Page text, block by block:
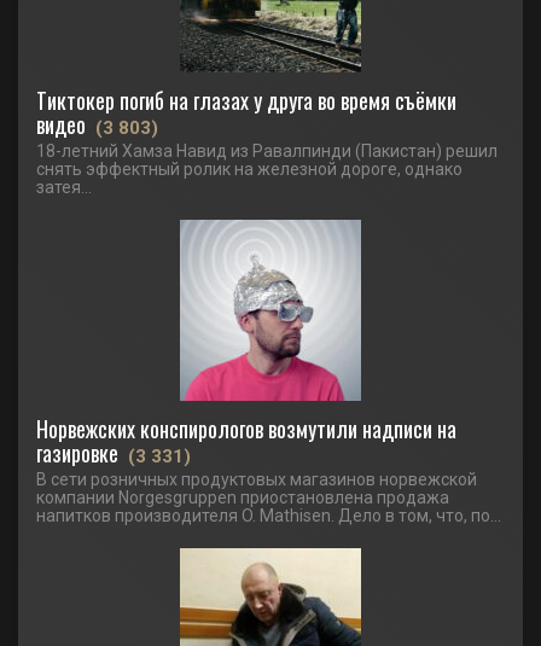
Тиктокер погиб на глазах у друга во время съёмки
видео (3 803)
18-летний Хамза Навид из Равалпинди (Пакистан) решил
снять эффектный ролик на железной дороге, однако
затея...
Норвежских конспирологов возмутили надписи на
газировке (3 331)
В сети розничных продуктовых магазинов норвежской
компании Norgesgruppen приостановлена продажа
напитков производителя O. Mathisen. Дело в том, что, по...